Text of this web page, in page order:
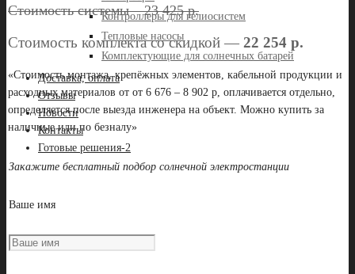
Контроллеры для гелиосистем
Тепловые насосы
Комплектующие для солнечных батарей
Доставка, оплата
Отзывы
Новости
Контакты
Готовые решения-2
Стоимость системы – 23 425 р.
Стоимость комплекта со скидкой — 22 254 р.
«Стоимость монтажа, крепёжных элементов, кабельной продукции и
расходных материалов от от 6 676 – 8 902 р, оплачивается отдельно,
определяется после выезда инженера на объект. Можно купить за
наличные или по безналу»
Закажите бесплатный подбор солнечной электростанции
Ваше имя